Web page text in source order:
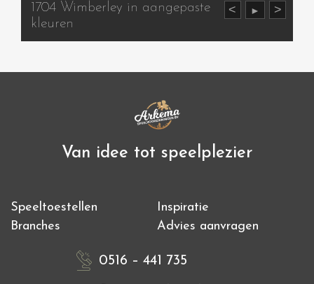
< ► >
1704 Wimberley in aangepaste
kleuren
Van idee tot speelplezier
Speeltoestellen
Inspiratie
Branches
Advies aanvragen
0516 – 441 735